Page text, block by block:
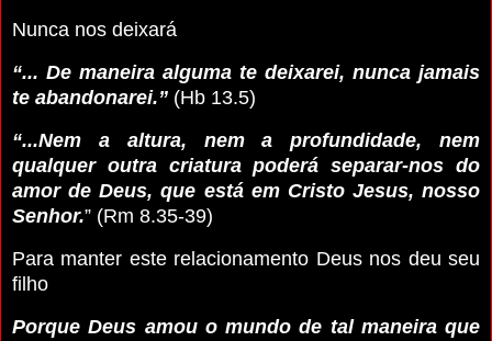
Nunca nos deixará
“... De maneira alguma te deixarei, nunca jamais
te abandonarei.” (Hb 13.5)
“...Nem a altura, nem a profundidade, nem
qualquer outra criatura poderá separar-nos do
amor de Deus, que está em Cristo Jesus, nosso
Senhor.” (Rm 8.35-39)
Para manter este relacionamento Deus nos deu seu
filho
Porque Deus amou o mundo de tal maneira que